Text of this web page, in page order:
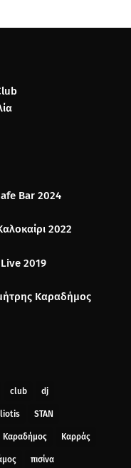
Bar 2024
2022
2019
Καραδήμος
club dj
STAN
Καραδήμος Καρράς
πισίνα